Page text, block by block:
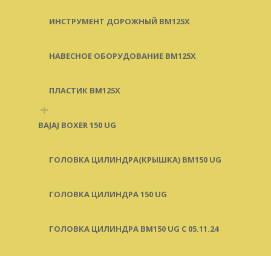
ИНСТРУМЕНТ ДОРОЖНЫЙ BM125X
НАВЕСНОЕ ОБОРУДОВАНИЕ BM125X
ПЛАСТИК BM125X
+
BAJAJ BOXER 150 UG
ГОЛОВКА ЦИЛИНДРА(КРЫШКА) BM150 UG
ГОЛОВКА ЦИЛИНДРА 150 UG
ГОЛОВКА ЦИЛИНДРА BM150 UG C 05.11.24